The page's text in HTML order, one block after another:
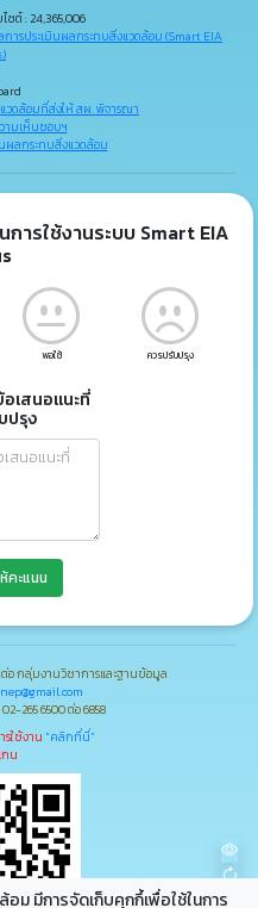
ม มีการจัดเก็บคุกกึ้เพื่อใช้ในการ
ซต์ : 24,365,006
รประเมินผลกระทบสิ่งแวดล้อม (Smart EIA
วดล้อมที่ส่งให้ สผ. พิจารณา
ามเห็นชอบฯ
ผลกระทบสิ่งแวดล้อม
ารใช้งานระบบ Smart EIA
พอใช้ ควรปรับปรุง
เสนอแนะที่
ปรุง
คะแนน
กลุ่มงานวิชาการและฐานข้อมูล
265 6500 ต่อ 6858
ใช้งาน "คลิกที่นี่"
กน